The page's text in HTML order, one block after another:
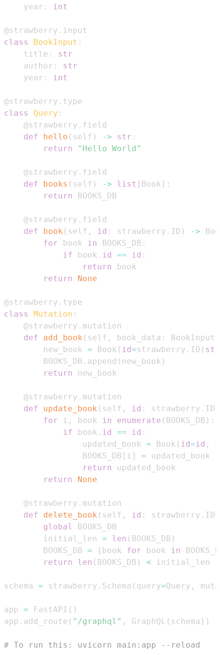
    year
: int
@strawberry . input
class
BookInput :
    title
:
str
    author
:
str
    year
: int
@strawberry . type
class
Query :
@strawberry . field
def
hello ( self ) -> str :
return
"Hello World"
@strawberry . field
def
books ( self ) -> list [ Book ] :
return
@strawberry . field
def
book ( self , id : strawberry . ID ) ->
for book in BOOKS_DB :
if book . id == id :
return
return
None
@strawberry . type
class
Mutation :
@strawberry . mutation
def
add_book ( self , book_data : BookInput
        new_book
= Book ( id=strawberry . ID ( str
        BOOKS_DB
. append ( new_book )
return
@strawberry . mutation
def
update_book ( self , id : strawberry . ID
for i , book in enumerate ( BOOKS_DB ) :
if book . id == id :
                updated_book
= Book ( id=id ,
                BOOKS_DB
[ i ] =
return
return
None
@strawberry . mutation
def
delete_book ( self , id : strawberry . ID
global
        initial_len
= len ( BOOKS_DB )
        BOOKS_DB
= [ book for book in
return
len ( BOOKS_DB ) <
schema = strawberry . Schema ( query=Query ,
app = FastAPI ( )
app . add_route ( "/graphql" , GraphQL ( schema ) )
# To run this: uvicorn main:app --reload